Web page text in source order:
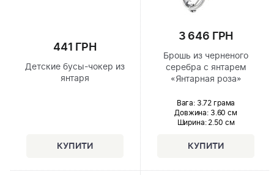
441 ГРН
Детские бусы-чокер из
янтаря
3 646 ГРН
Брошь из черненого
серебра с янтарем
«Янтарная роза»
Вага: 3.72 грама
Довжина: 3.60 см
Ширина: 2.50 см